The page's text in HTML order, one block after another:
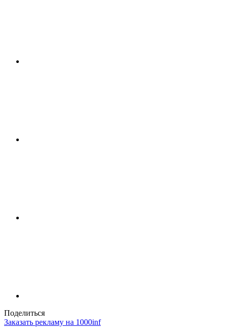
Поделиться
Заказать рекламу на 1000inf